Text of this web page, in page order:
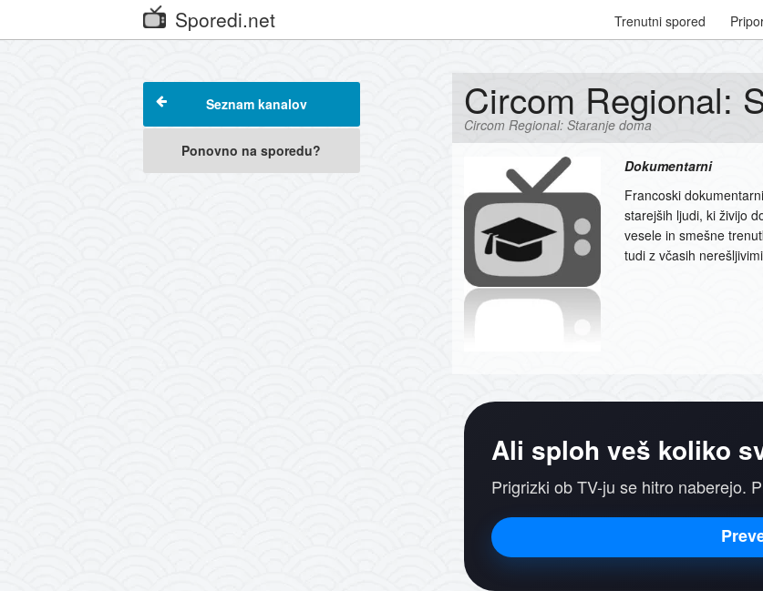
Sporedi.net Trenutni spored
Seznam kanalov
Ponovno na sporedu?
Circom Regional:
Circom Regional: Staranje doma
Dokumentarni
Francoski
starejših ljudi, ki živijo
vesele in smešne
tudi z včasih
Ali sploh veš koliko
Prigrizki ob TV-ju se hitro naberejo.